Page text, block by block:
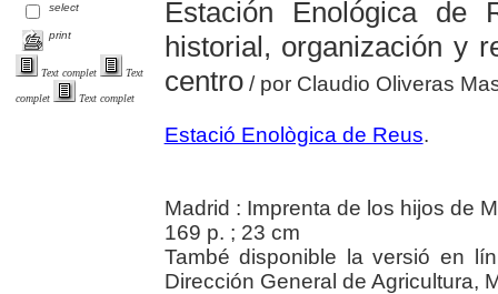
select
print
Text complet Text
complet Text complet
Estación Enológica de
historial, organización y
centro/ por Claudio Oliveras
Estació Enològica de Reus.
Madrid : Imprenta de los hijos de
169 p. ; 23 cm
També disponible la versió en
Dirección General de Agricultura,